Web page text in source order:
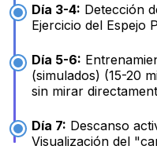
Día 3-4: Detección
Ejercicio del Espejo
Día 5-6:
(simulados) (15-20
sin mirar
Día 7: Descanso
Visualización del